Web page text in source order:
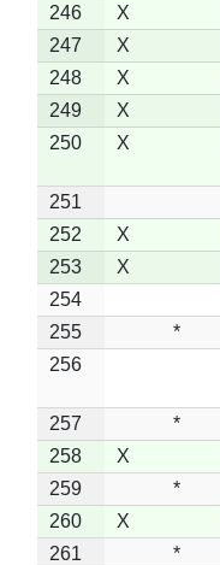
246
X
247
X
248
X
249
X
250
X
251
252
X
253
X
254
255
*
256
257
*
258
X
259
*
260
X
261
*